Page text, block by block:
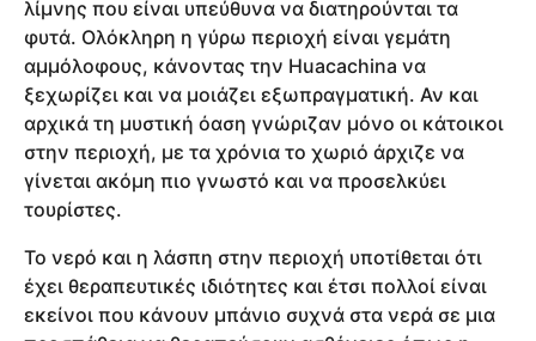
λίμνης που είναι υπεύθυνα να διατηρούνται τα
φυτά. Ολόκληρη η γύρω περιοχή είναι γεμάτη
αμμόλοφους, κάνοντας την Huacachina να
ξεχωρίζει και να μοιάζει εξωπραγματική. Αν και
αρχικά τη μυστική όαση γνώριζαν μόνο οι κάτοικοι
στην περιοχή, με τα χρόνια το χωριό άρχιζε να
γίνεται ακόμη πιο γνωστό και να προσελκύει
τουρίστες.
Το νερό και η λάσπη στην περιοχή υποτίθεται ότι
έχει θεραπευτικές ιδιότητες και έτσι πολλοί είναι
εκείνοι που κάνουν μπάνιο συχνά στα νερά σε μια